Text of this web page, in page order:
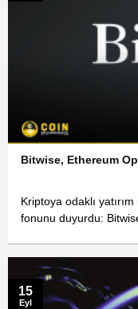
Bitwise, Ethereum
Kriptoya odaklı
fonunu duyurdu:
15
Eyl